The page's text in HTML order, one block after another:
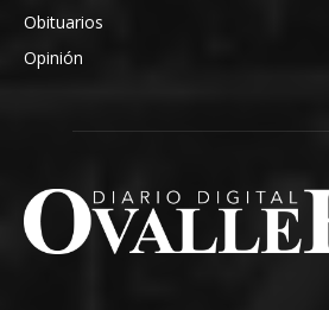
Obituarios
Opinión